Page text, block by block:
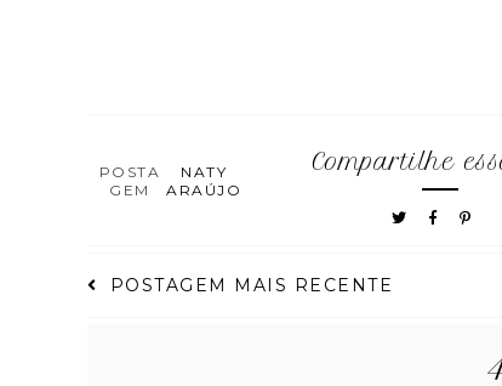
POSTA
GEM
NATY
ARAÚJO
Compartilhe
POSTAGEM MAIS RECENTE